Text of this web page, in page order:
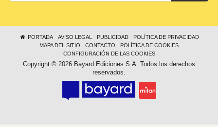
PORTADA AVISO LEGAL PUBLICIDAD
POLÍTICA DE PRIVACIDAD
MAPA DEL SITIO
CONTACTO
POLÍTICA DE COOKIES
CONFIGURACIÓN DE LAS COOKIES
Copyright © 2026 Bayard Ediciones S.A. Todos los derechos
reservados.